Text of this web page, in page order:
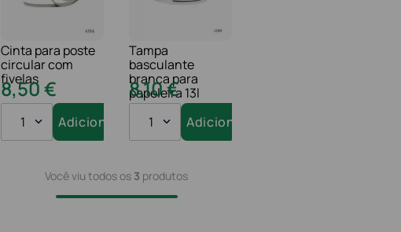
Cinta para poste
circular com
fivelas
8,50€
1 Adicionar
Tampa
basculante
branca para
papeleira 13l
8,10€
1 Adicionar
Você viu todos os 3 produtos